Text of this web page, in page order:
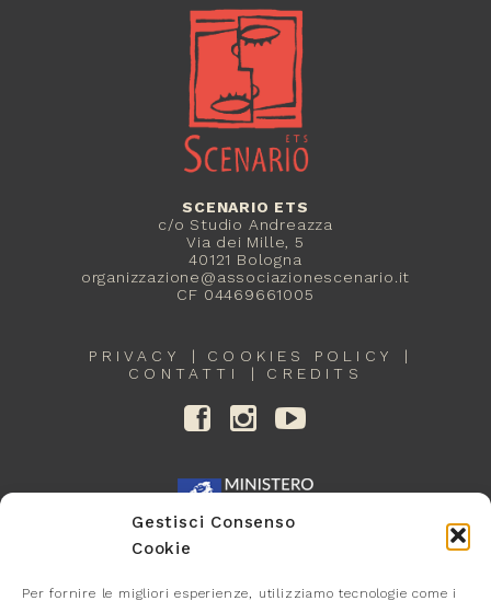
Gestisci Consenso
Cookie
Per fornire le migliori esperienze, utilizziamo tecnologie come i
SCENARIO ETS
c/o Studio Andreazza
Via dei Mille, 5
40121 Bologna
organizzazione@associazionescenario.it
CF 04469661005
PRIVACY
COOKIES POLICY
CONTATTI
CREDITS